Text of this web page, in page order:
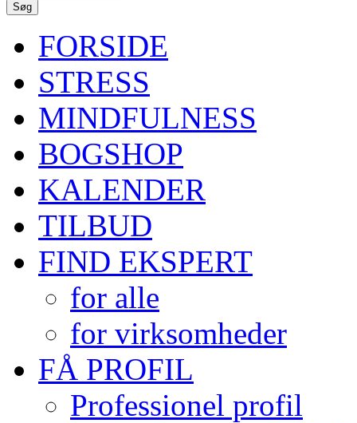
FORSIDE
STRESS
MINDFULNESS
BOGSHOP
KALENDER
TILBUD
FIND EKSPERT
for alle
for virksomheder
FÅ PROFIL
Professionel profil